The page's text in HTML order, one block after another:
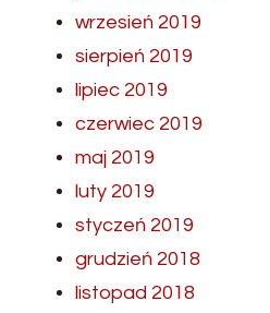
wrzesień 2019
sierpień 2019
lipiec 2019
czerwiec 2019
maj 2019
luty 2019
styczeń 2019
grudzień 2018
listopad 2018